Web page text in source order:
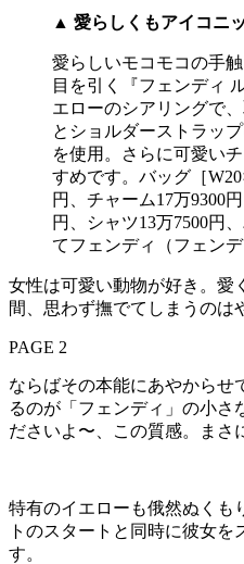
▲ 愛らしくもアイコニ
愛らしいモコモコの手
目を引く『フェンディ
エローのシアリングで
とショルダーストラッ
を使用。さらに可愛い
すめです。バッグ［
円、チャーム17万9300
円、シャツ13万7500円
てフェンディ（フェンデ
女性は可愛い動物が好き。愛
間、思わず撫でてしまうのは
PAGE 2
ならばその本能にあやからせ
るのが「フェンディ」の小さ
ださいよ〜、この質感。まさ
特有のイエローも俄然ぬくも
トのスタートと同時に彼女を
す。